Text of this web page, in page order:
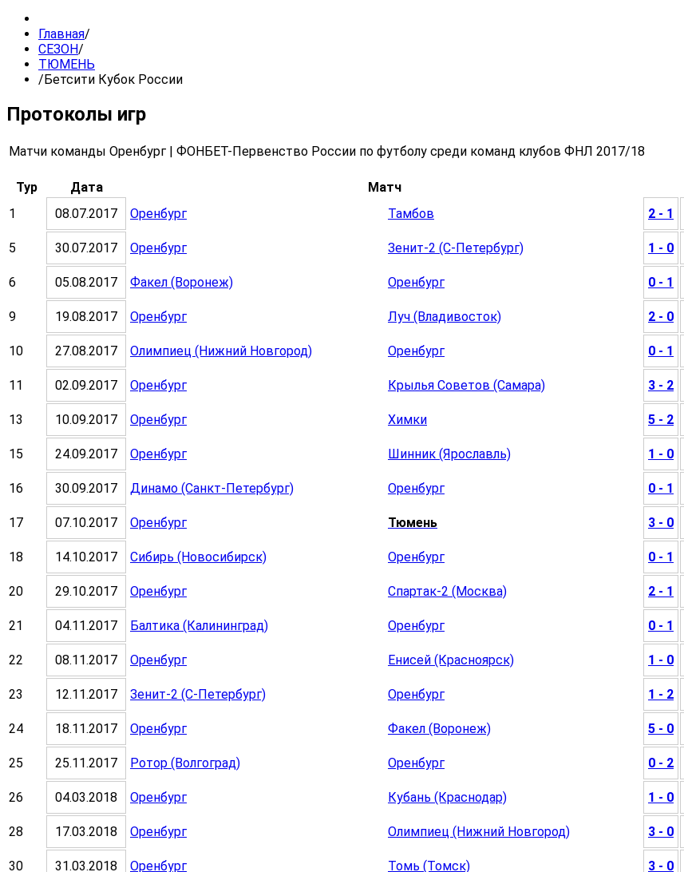
Главная/
СЕЗОН/
ТЮМЕНЬ
/ Бетсити Кубок России
Протоколы игр
Матчи команды Оренбург | ФОНБЕТ-Первенство России по футболу среди команд клубов ФНЛ 2017/18
Тур Дата Матч
1
08.07.2017 Оренбург Тамбов 2 - 1
5 30.07.2017 Оренбург Зенит-2 (С-Петербург) 1 - 0
6 05.08.2017 Факел (Воронеж) Оренбург 0 - 1
9 19.08.2017 Оренбург Луч (Владивосток) 2 - 0
10 27.08.2017 Олимпиец (Нижний Новгород) Оренбург 0 - 1
11 02.09.2017 Оренбург Крылья Советов (Самара) 3 - 2
13 10.09.2017 Оренбург Химки 5 - 2
15 24.09.2017 Оренбург Шинник (Ярославль) 1 - 0
16 30.09.2017 Динамо (Санкт-Петербург) Оренбург 0 - 1
17 07.10.2017 Оренбург Тюмень 3 - 0
18 14.10.2017 Сибирь (Новосибирск) Оренбург 0 - 1
20 29.10.2017 Оренбург Спартак-2 (Москва) 2 - 1
21 04.11.2017 Балтика (Калининград) Оренбург 0 - 1
22 08.11.2017 Оренбург Енисей (Красноярск) 1 - 0
23 12.11.2017 Зенит-2 (С-Петербург) Оренбург 1 - 2
24 18.11.2017 Оренбург Факел (Воронеж) 5 - 0
25 25.11.2017 Ротор (Волгоград) Оренбург 0 - 2
26 04.03.2018 Оренбург Кубань (Краснодар) 1 - 0
28 17.03.2018 Оренбург Олимпиец (Нижний Новгород) 3 - 0
30 31.03.2018 Оренбург Томь (Томск) 3 - 0